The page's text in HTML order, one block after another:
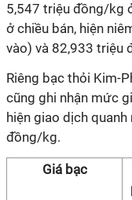
5,547 triệu đồng/kg
ở chiều bán, hiện
vào) và 82,933 triệu
Riêng bạc thỏi Kim-
cũng ghi nhận mức
hiện giao dịch
đồng/kg.
Giá bạc